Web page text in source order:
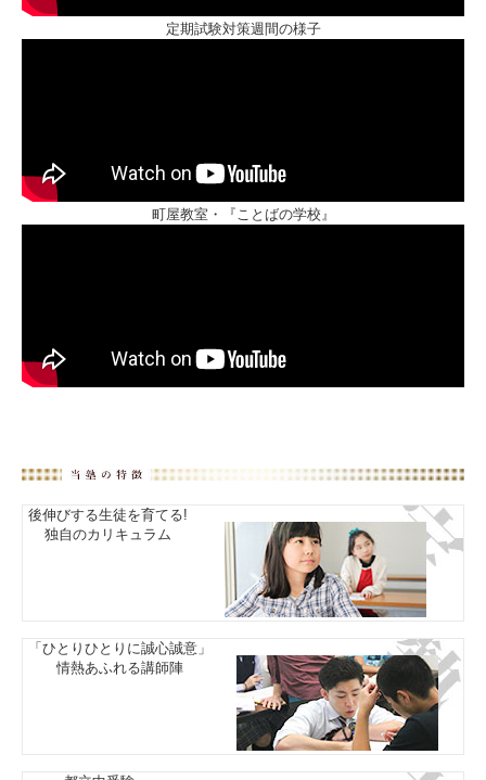
定期試験対策週間の様子
町屋教室・『ことばの学校』
後伸びする生徒を育てる!
独自のカリキュラム
「ひとりひとりに誠心誠意」
情熱あふれる講師陣